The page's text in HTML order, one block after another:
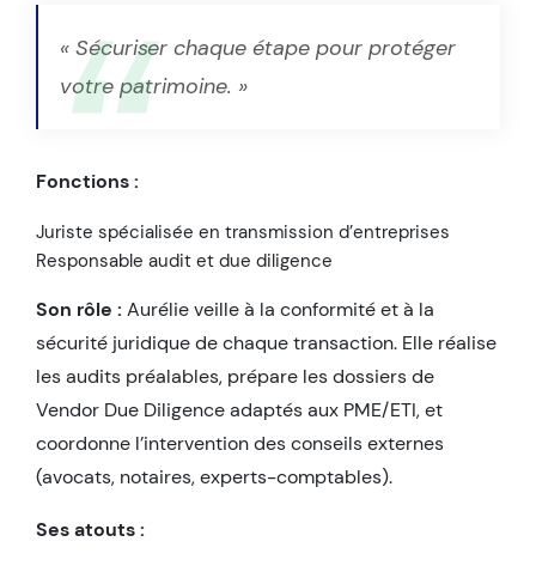
« Sécuriser chaque étape pour protéger
votre patrimoine. »
Fonctions :
Juriste spécialisée en transmission d’entreprises
Responsable audit et due diligence
Son rôle : Aurélie veille à la conformité et à la
sécurité juridique de chaque transaction. Elle réalise
les audits préalables, prépare les dossiers de
Vendor Due Diligence adaptés aux PME/ETI, et
coordonne l’intervention des conseils externes
(avocats, notaires, experts-comptables).
Ses atouts :